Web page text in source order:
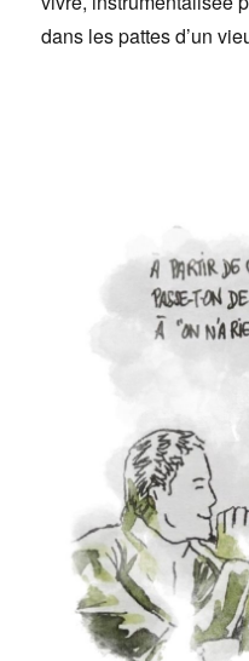
dans les pattes d’un